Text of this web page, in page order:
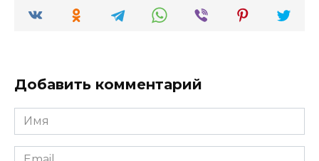
Добавить комментарий
Имя
*
Email